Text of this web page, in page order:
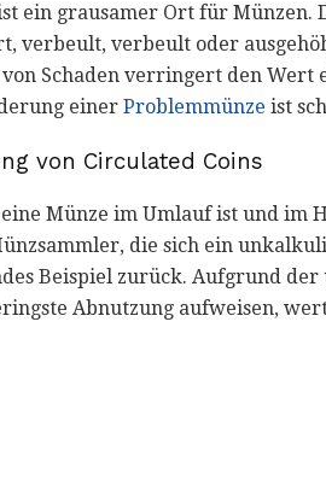
ein grausamer Ort für
verbeult, verbeult oder
Schaden verringert den Wert
einer Problemmünze ist
von Circulated Coins
eine Münze im Umlauf ist und
die sich ein
Beispiel zurück. Aufgrund
Abnutzung aufweisen,